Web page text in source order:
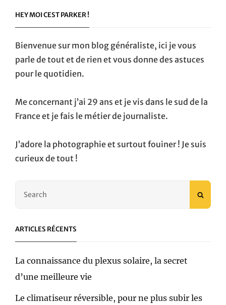
HEY MOI CEST PARKER !
Bienvenue sur mon blog généraliste, ici je vous
parle de tout et de rien et vous donne des astuces
pour le quotidien.
Me concernant j’ai 29 ans et je vis dans le sud de la
France et je fais le métier de journaliste.
J’adore la photographie et surtout fouiner ! Je suis
curieux de tout !
ARTICLES RÉCENTS
La connaissance du plexus solaire, la secret
d’une meilleure vie
Le climatiseur réversible, pour ne plus subir les